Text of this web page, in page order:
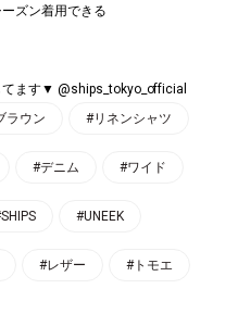
ズン着用できる
ます▼ @ships_tokyo_official
ラウン #リネンシャツ
#デニム #ワイド
#UNEEK
#レザー #トモエ